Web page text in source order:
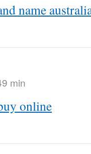
name
min
online